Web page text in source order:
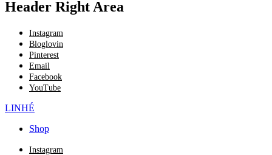
Header Right Area
Instagram
Bloglovin
Pinterest
Email
Facebook
YouTube
LINHÉ
Shop
Instagram